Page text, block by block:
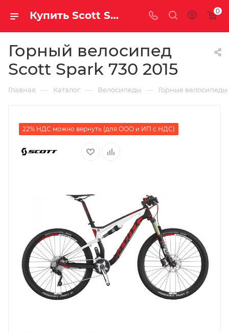
Купить Scott Spark 730 2015 за рублей, а со скидкой 0
Горный велосипед
Scott Spark 730 2015
Главная — Каталог — Велосипеды — Горные велосипеды
22% НДС можно вернуть (для ООО и ИП с НДС)